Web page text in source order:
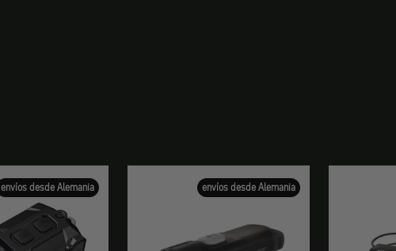
envíos desde Alemania envíos desde Alemania